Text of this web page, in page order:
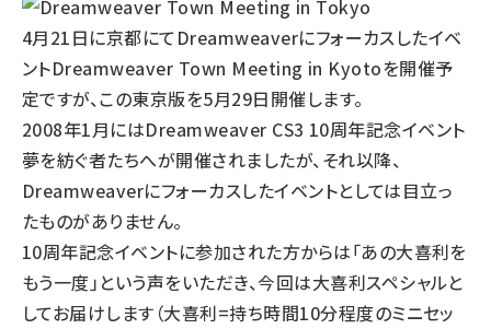
4月21日に京都にてDreamweaverにフォーカスしたイベ
ントDreamweaver Town Meeting in Kyotoを開催予
定ですが、この東京版を5月29日開催します。
2008年1月にはDreamweaver CS3 10周年記念イベント
夢を紡ぐ者たちへが開催されましたが、それ以降、
Dreamweaverにフォーカスしたイベントとしては目立っ
たものがありません。
10周年記念イベントに参加された方からは「あの大喜利を
もう一度」という声をいただき、今回は大喜利スペシャルと
してお届けします（大喜利=持ち時間10分程度のミニセッ